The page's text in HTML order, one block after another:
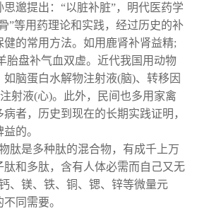
邈提出：“以脏补脏”，明代医药学
”等用药理论和实践，经过历史的补
的常用方法。如用鹿肾补肾益精;
胎盘补气血双虚。近代我国用动物
脑蛋白水解物注射液(脑)、转移因
射液(心)。此外，民间也多用家禽
者，历史到现在的长期实践证明，
的。
肽是多种肽的混合物，有成千上万
和多肽，含有人体必需而自己又无
、镁、铁、铜、锶、锌等微量元
同需要。